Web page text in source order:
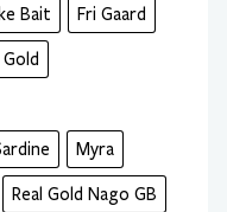
Bait Fri Gaard
Myra
Real Gold Nago GB